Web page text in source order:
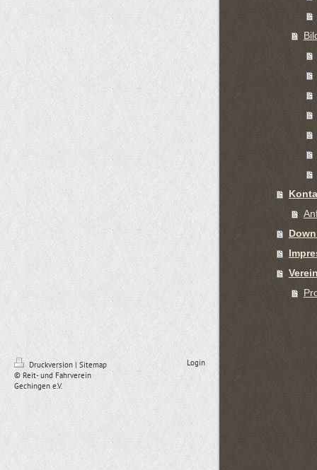
Druckversion | Sitemap
© Reit- und Fahrverein
Gechingen e.V.
Login